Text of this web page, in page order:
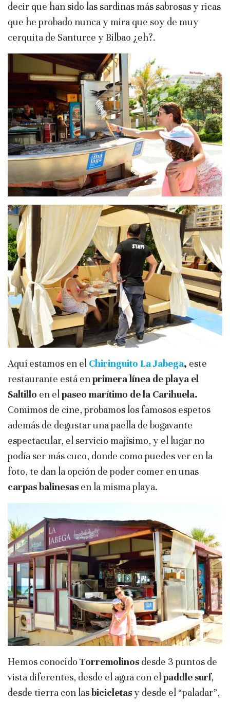
decir que han sido las sardinas más sabrosas y ricas
que he probado nunca y mira que soy de muy
cerquita de Santurce y Bilbao ¿eh?.
Aquí estamos en el Chiringuito La Jabega, este
restaurante está enprimera línea de playa el
Saltillo en elpaseo marítimo de la Carihuela.
Comimos de cine, probamos los famosos espetos
además de degustar una paella de bogavante
espectacular, el servicio majísimo, y el lugar no
podía ser más cuco, donde como puedes ver en la
foto, te dan la opción de poder comer en unas
carpas balinesas en la misma playa.
Hemos conocido Torremolinos desde 3 puntos de
vista diferentes, desde el agua con elpaddle surf,
desde tierra con lasbicicletasy desde el “paladar”,